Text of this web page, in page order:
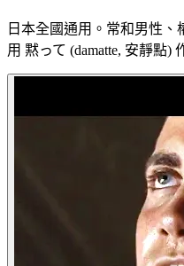
日本全國通用。常和男性
用 黙って (damatte, 安靜點)